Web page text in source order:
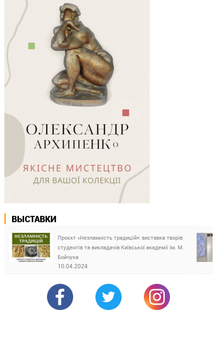
ВЫСТАВКИ
Проєкт «Незламність традицій»: виставка творів
студентів та викладачів Київської академії ім. М.
Бойчука
10.04.2024